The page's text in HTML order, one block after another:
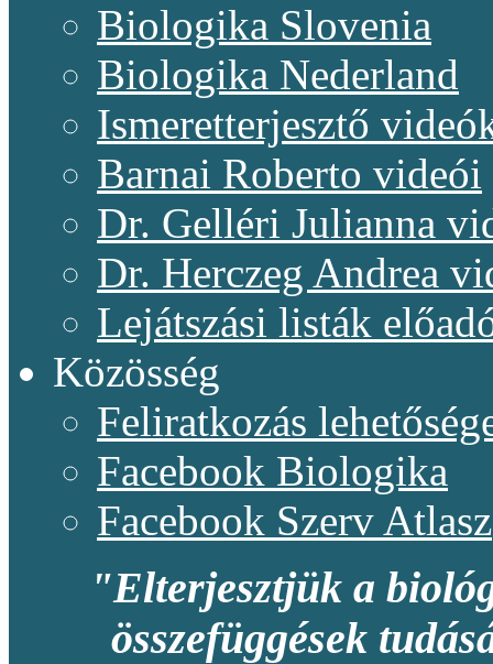
Biologika Slovenia
Biologika Nederland
Ismeretterjesztő
Barnai Roberto videói
Dr. Gelléri Julianna
Dr. Herczeg Andrea
Lejátszási listák
Közösség
Feliratkozás
Facebook Biologika
Facebook Szerv Atlasz
"Elterjesztjük a
összefüggések